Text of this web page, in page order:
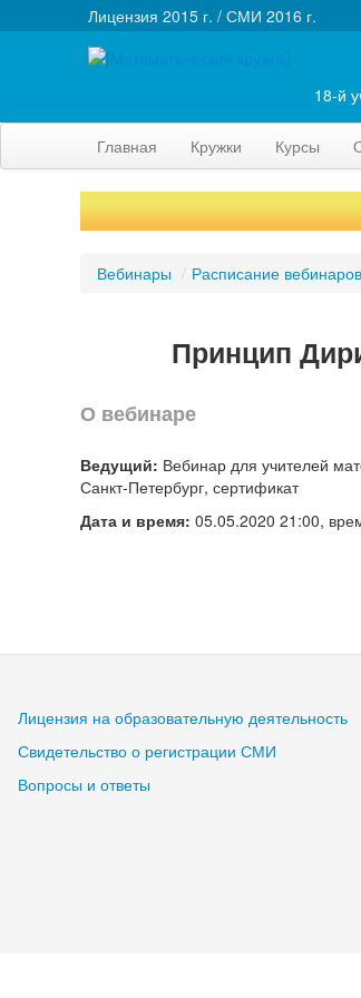
Лицензия 2015 г. / СМИ 2016 г.
18-й
Главная Кружки Курсы
Вебинары / Расписание вебинаров
Принцип
О вебинаре
Ведущий: Вебинар для учителей
Санкт-Петербург, сертификат
Дата и время: 05.05.2020 21:00,
Лицензия на образовательную деятельность
Свидетельство о регистрации СМИ
Вопросы и ответы